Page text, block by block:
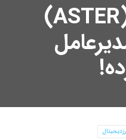
تحلیل ارز استر (ASTER)